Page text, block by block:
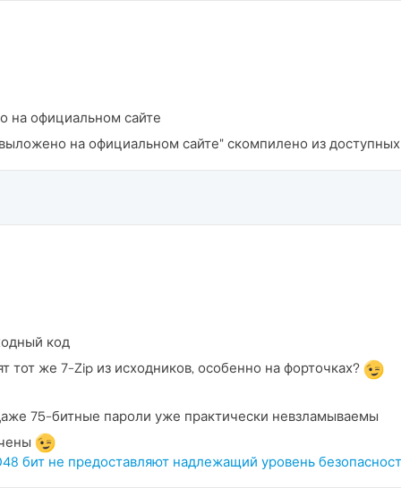
на официальном сайте
на официальном сайте" скомпилено из
код
тот же 7-Zip из исходников, особенно на форточках?
75-битные пароли уже практически невзламываемы
бит не предоставляют надлежащий уровень